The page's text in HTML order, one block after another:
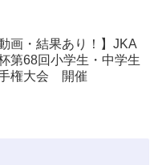
画・結果あり！】JKA
第68回小学生・中学生
権大会 開催